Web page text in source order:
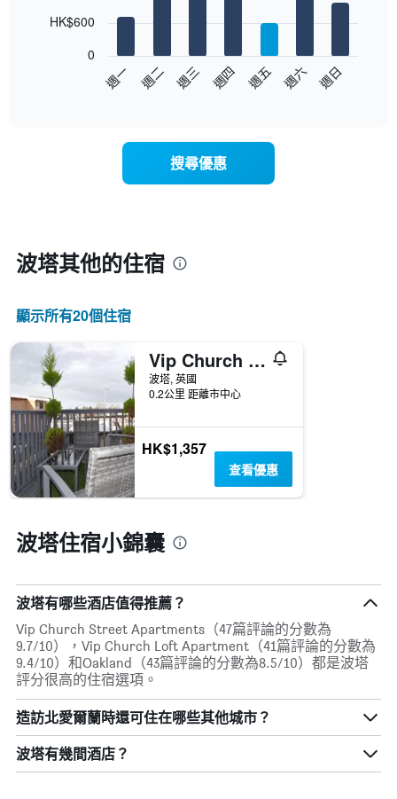
房
間
價
此
圖
表
具
有
1
條
X
軸，
一
週
的
各
天
此
圖
表
具
有
1
條
Y
軸，
週一 週二 週三 週四 週五 週六 週日
0
HK$600
搜尋優惠
波塔​其他的住宿
顯示所有20​個住宿
Vip Church Street Apartments
波塔, 英國
0.2公里 距離市中心
HK$1,357
查看優惠
波塔住宿小錦囊
波塔有哪些酒店值得推薦？
Vip Church Street Apartments（47篇評論的分數為
9.7/10），Vip Church Loft Apartment（41篇評論的分數為
9.4/10）和Oakland（43篇評論的分數為8.5/10）都是波塔
評分很高的住宿選項。
造訪北愛爾蘭​時還可住在哪些其他城市？
波塔​有幾間酒店？